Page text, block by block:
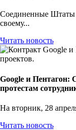
Соединенные Штаты
своему...
Читать новость
Google и Пентагон:
протестам
На вторник, 28
Читать новость